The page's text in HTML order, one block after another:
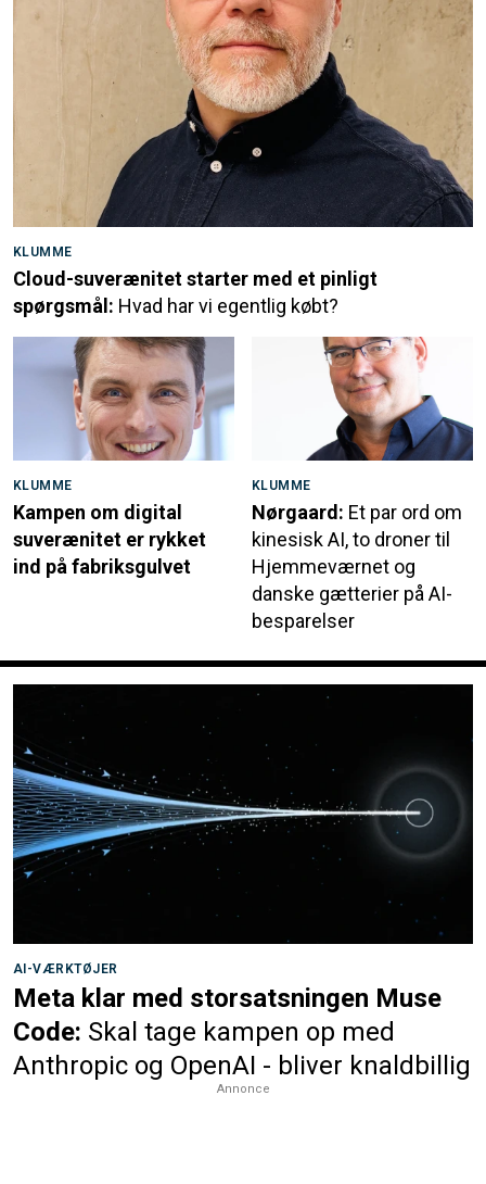
KLUMME
Cloud-suverænitet starter med et pinligt
spørgsmål: Hvad har vi egentlig købt?
KLUMME
Kampen om digital
suverænitet er rykket
ind på fabriksgulvet
KLUMME
Nørgaard: Et par ord om
kinesisk AI, to droner til
Hjemmeværnet og
danske gætterier på AI-
besparelser
AI-VÆRKTØJER
Meta klar med storsatsningen Muse
Code: Skal tage kampen op med
Anthropic og OpenAI - bliver knaldbillig
Annonce